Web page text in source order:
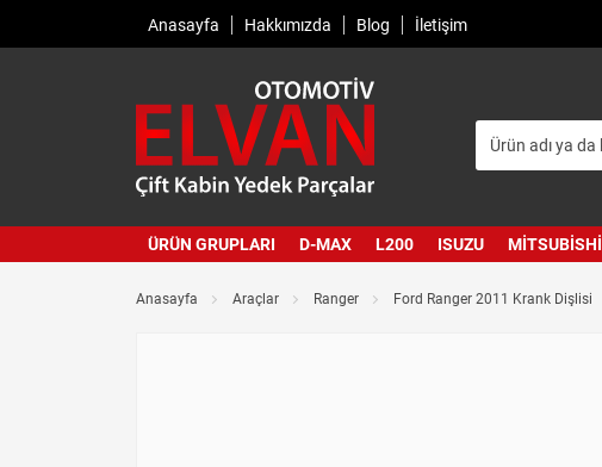
Anasayfa Hakkımızda Blog İletişim
ÜRÜN GRUPLARI D-MAX L200 ISUZU MITSUBISHI
Anasayfa Araçlar Ranger Ford Ranger 2011 Krank Dişlisi